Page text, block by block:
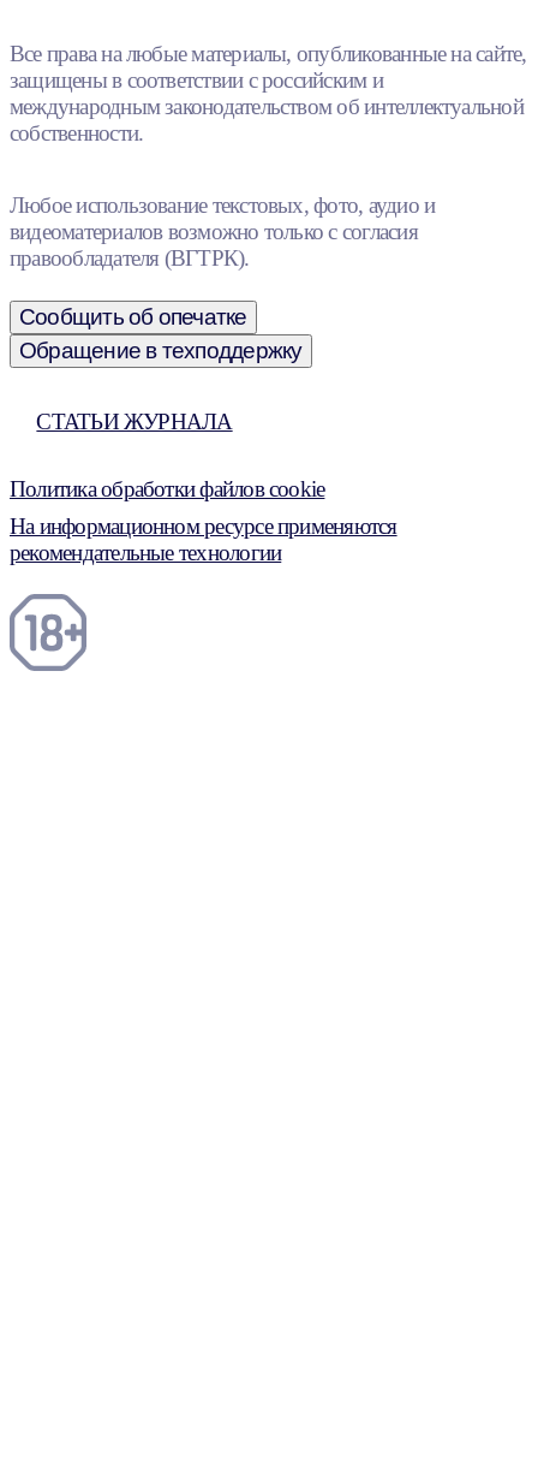
Все права на любые материалы, опубликованные на сайте,
защищены в соответствии с российским и
международным законодательством об интеллектуальной
собственности.
Любое использование текстовых, фото, аудио и
видеоматериалов возможно только с согласия
правообладателя (ВГТРК).
Сообщить об опечатке
Обращение в техподдержку
СТАТЬИ ЖУРНАЛА
Политика обработки файлов cookie
На информационном ресурсе применяются
рекомендательные технологии